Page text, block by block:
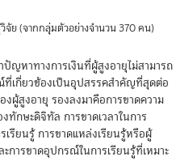
จัย (จากกลุ่มตัวอย่างจำนวน 370 คน)
ญหาทางการเงินที่ผู้สูงอายุไม่สามารถ
เกี่ยวข้องเป็นอุปสรรคสำคัญที่สุดต่อ
ผู้สูงอายุ รองลงมาคือการขาดความ
กษะดิจิทัล การขาดเวลาในการ
รียนรู้ การขาดแหล่งเรียนรู้หรือผู้
การขาดอุปกรณ์ในการเรียนรู้ที่เหมาะ